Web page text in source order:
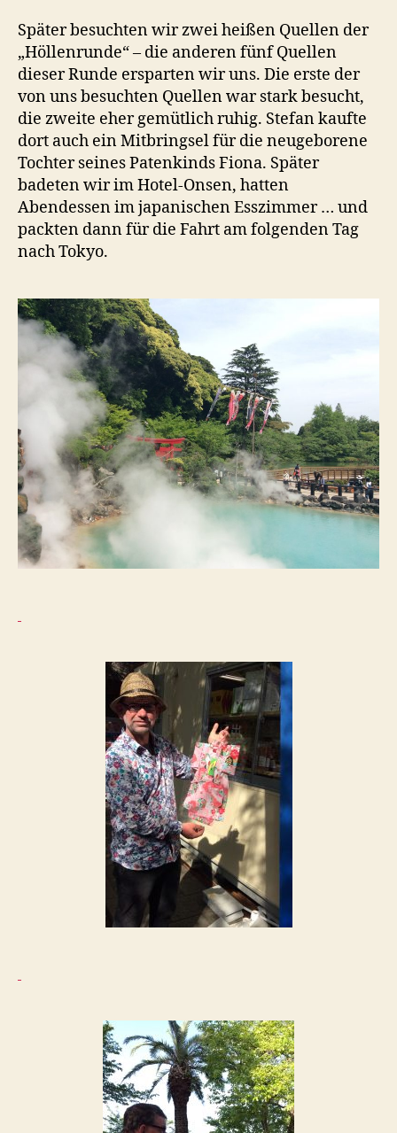
Später besuchten wir zwei heißen Quellen der
„Höllenrunde“ – die anderen fünf Quellen
dieser Runde ersparten wir uns. Die erste der
von uns besuchten Quellen war stark besucht,
die zweite eher gemütlich ruhig. Stefan kaufte
dort auch ein Mitbringsel für die neugeborene
Tochter seines Patenkinds Fiona. Später
badeten wir im Hotel-Onsen, hatten
Abendessen im japanischen Esszimmer … und
packten dann für die Fahrt am folgenden Tag
nach Tokyo.